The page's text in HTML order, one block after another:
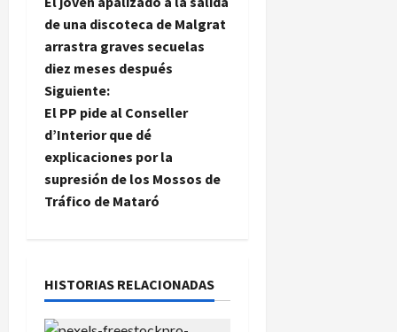
a
v
e
g
a
c
ó
n
de una discoteca de Malgrat
arrastra graves secuelas
diez meses después
Siguiente:
El PP pide al Conseller
d’Interior que dé
explicaciones por la
supresión de los Mossos de
Tráfico de Mataró
HISTORIAS RELACIONADAS